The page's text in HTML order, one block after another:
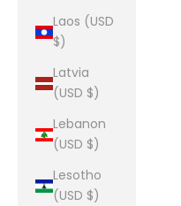
Laos (USD
$)
Latvia
(USD $)
Lebanon
(USD $)
Lesotho
(USD $)